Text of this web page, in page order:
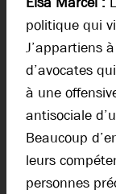
politique qui
J’appartiens
d’avocates
à une
antisociale
Beaucoup
leurs
personnes